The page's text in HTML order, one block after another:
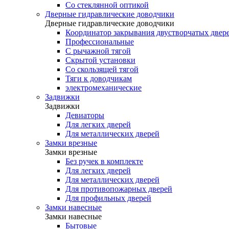
Со стеклянной оптикой
Дверные гидравлические доводчики
Дверные гидравлические доводчики
Координатор закрывания двустворчатых
Профессиональные
С рычажной тягой
Скрытой установки
Со скользящей тягой
Тяги к доводчикам
электромеханические
Задвижки
Задвижки
Девиаторы
Для легких дверей
Для металлических дверей
Замки врезные
Замки врезные
Без ручек в комплекте
Для легких дверей
Для металлических дверей
Для противопожарных дверей
Для профильных дверей
Замки навесные
Замки навесные
Бытовые